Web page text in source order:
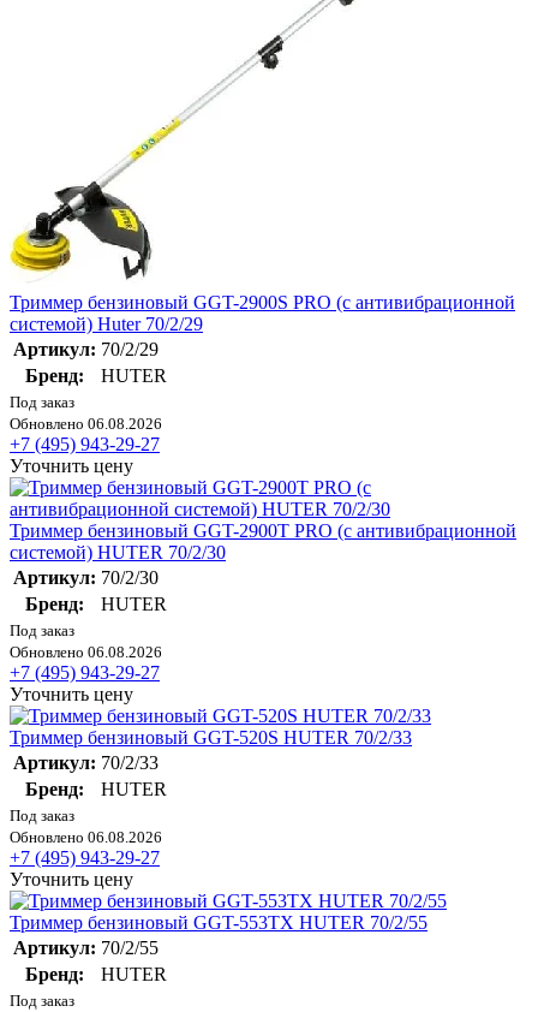
Триммер бензиновый GGT-2900S PRO (с антивибрационной
системой) Huter 70/2/29
Артикул: 70/2/29
Бренд:
HUTER
Под заказ
Обновлено 06.08.2026
+7 (495) 943-29-27
Уточнить цену
Триммер бензиновый GGT-2900T PRO (с антивибрационной
системой) HUTER 70/2/30
Артикул: 70/2/30
Бренд:
HUTER
Под заказ
Обновлено 06.08.2026
+7 (495) 943-29-27
Уточнить цену
Триммер бензиновый GGT-520S HUTER 70/2/33
Артикул: 70/2/33
Бренд:
HUTER
Под заказ
Обновлено 06.08.2026
+7 (495) 943-29-27
Уточнить цену
Триммер бензиновый GGT-553TX HUTER 70/2/55
Артикул: 70/2/55
Бренд:
HUTER
Под заказ